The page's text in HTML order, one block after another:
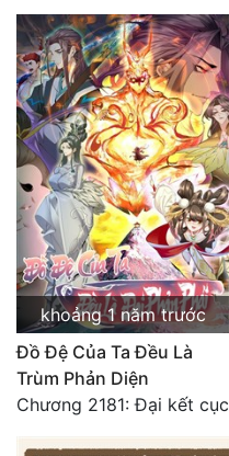
Mạt Thế
Mỹ Thực
Ngôn Tình
Ngược
Nữ Cường
Nữ Phụ
Phong Thủy - Tâm Linh
Phương Tây
Phản Phái
Quan Trường
khoảng 1 năm trước
Đồ Đệ Của Ta Đều Là
Trùm Phản Diện
Chương 2181: Đại kết cục